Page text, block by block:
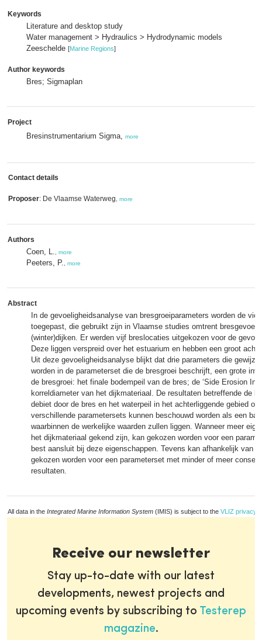
Keywords
Literature and desktop study
Water management > Hydraulics > Hydrodynamic models
Zeeschelde [Marine Regions]
Author keywords
Bres; Sigmaplan
Project
Bresinstrumentarium Sigma, more
Contact details
Proposer: De Vlaamse Waterweg more
Authors
Coen, L. more
Peeters, P. more
Abstract
In de gevoeligheidsanalyse van bresgroeiparameters worden de
toegepast, die gebruikt zijn in Vlaamse studies omtrent
(winter)dijken. Er werden vijf breslocaties uitgekozen voor de
Deze liggen verspreid over het estuarium en hebben een groot
Uit deze gevoeligheidsanalyse blijkt dat drie parameters die
worden in de parameterset die de bresgroei beschrijft, een grote
de bresgroei: het finale bodempeil van de bres; de ‘Side Erosion
korreldiameter van het dijkmateriaal. De resultaten betreffende de
debiet door de bres en het waterpeil in het achterliggende gebied
verschillende parametersets kunnen beschouwd worden als een
waarbinnen de werkelijke waarden zullen liggen. Wanneer meer
het dijkmateriaal gekend zijn, kan gekozen worden voor een
best aansluit bij deze eigenschappen. Tevens kan afhankelijk van
gekozen worden voor een parameterset met minder of meer
resultaten.
All data in the Integrated Marine Information System (IMIS) is subject to the VLIZ privacy
Receive our newsletter
Stay up-to-date with our latest
developments, newest projects and
upcoming events by subscribing to Testerep
magazine.